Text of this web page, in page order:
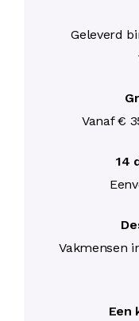
Geleverd
Vanaf €
14
Vakmensen
Een